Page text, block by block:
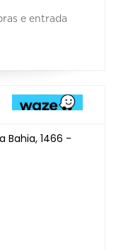
e entrada
Bahia, 1466 -